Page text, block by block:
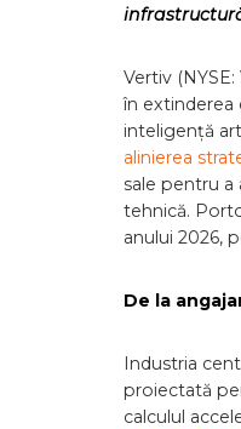
Vertiv
în extinderea
inteligență
alinierea
sale pentru a
tehnică.
anului 2026,
De la
Industria
proiectată
calculul